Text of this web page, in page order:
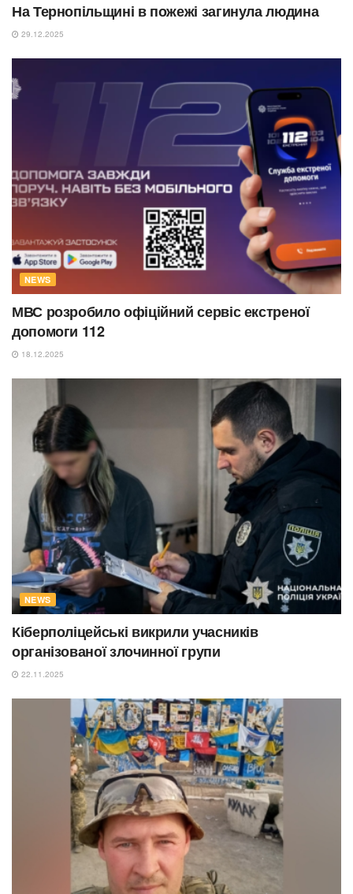
На Тернопільщині в пожежі загинула людина
29.12.2025
NEWS
МВС розробило офіційний сервіс екстреної
допомоги 112
18.12.2025
NEWS
Кіберполіцейські викрили учасників
організованої злочинної групи
22.11.2025